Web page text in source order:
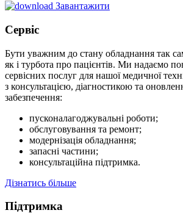
Завантажити
Сервіс
Бути уважним до стану обладнання так
як і турбота про пацієнтів. Ми надаємо
сервісних послуг для нашої медичної
з консультацією, діагностикою та
забезпечення:
пусконалагоджувальні роботи;
обслуговування та ремонт;
модернізація обладнання;
запасні частини;
консультаційна підтримка.
Дізнатись більше
Підтримка